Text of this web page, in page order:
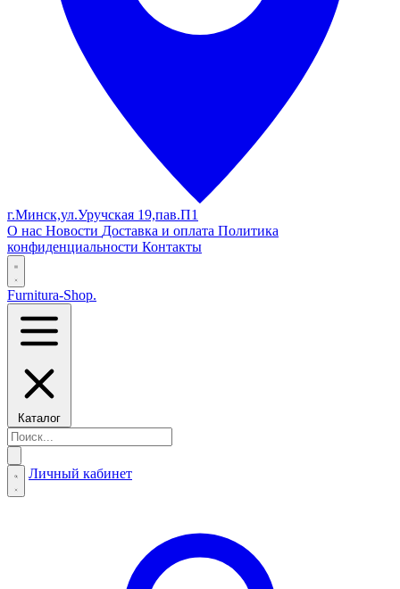
г.Минск,ул.Уручская 19,пав.П1
О нас Новости Доставка и оплата Политика
конфиденциальности Контакты
Furnitura-Shop.
Каталог
Личный кабинет